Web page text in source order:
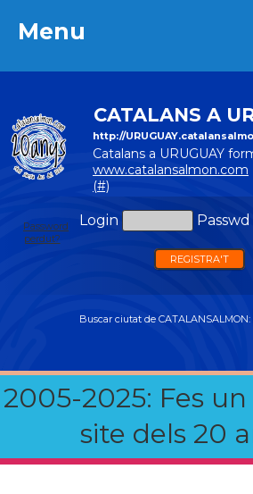
Menu
CATALANS A
http://
Catalans a URUGUAY
www.catalansalmon.com
(#)
Login Passwd
Password
perdut?
REGISTRA'T
Buscar ciutat de CATALANSALMON:
2005-2025: Fes
site dels 20
Menu